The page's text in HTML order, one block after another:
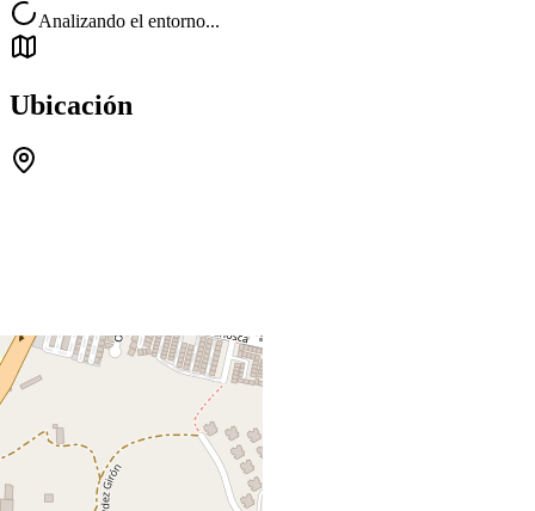
Analizando el entorno...
Ubicación